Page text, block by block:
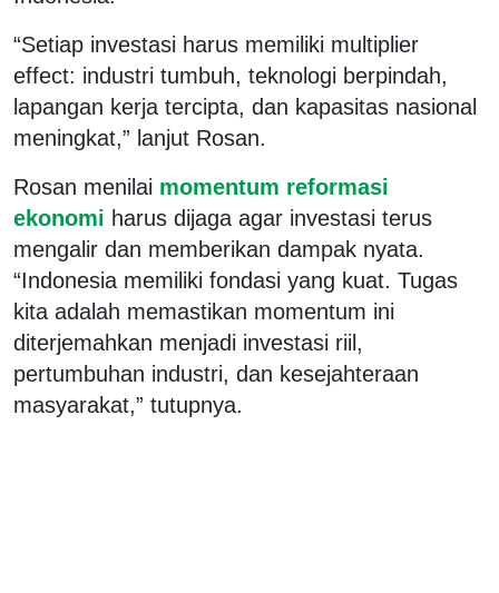
“Setiap investasi harus memiliki multiplier
effect: industri tumbuh, teknologi berpindah,
lapangan kerja tercipta, dan kapasitas nasional
meningkat,” lanjut Rosan.
Rosan menilai momentum reformasi
ekonomi harus dijaga agar investasi terus
mengalir dan memberikan dampak nyata.
“Indonesia memiliki fondasi yang kuat. Tugas
kita adalah memastikan momentum ini
diterjemahkan menjadi investasi riil,
pertumbuhan industri, dan kesejahteraan
masyarakat,” tutupnya.